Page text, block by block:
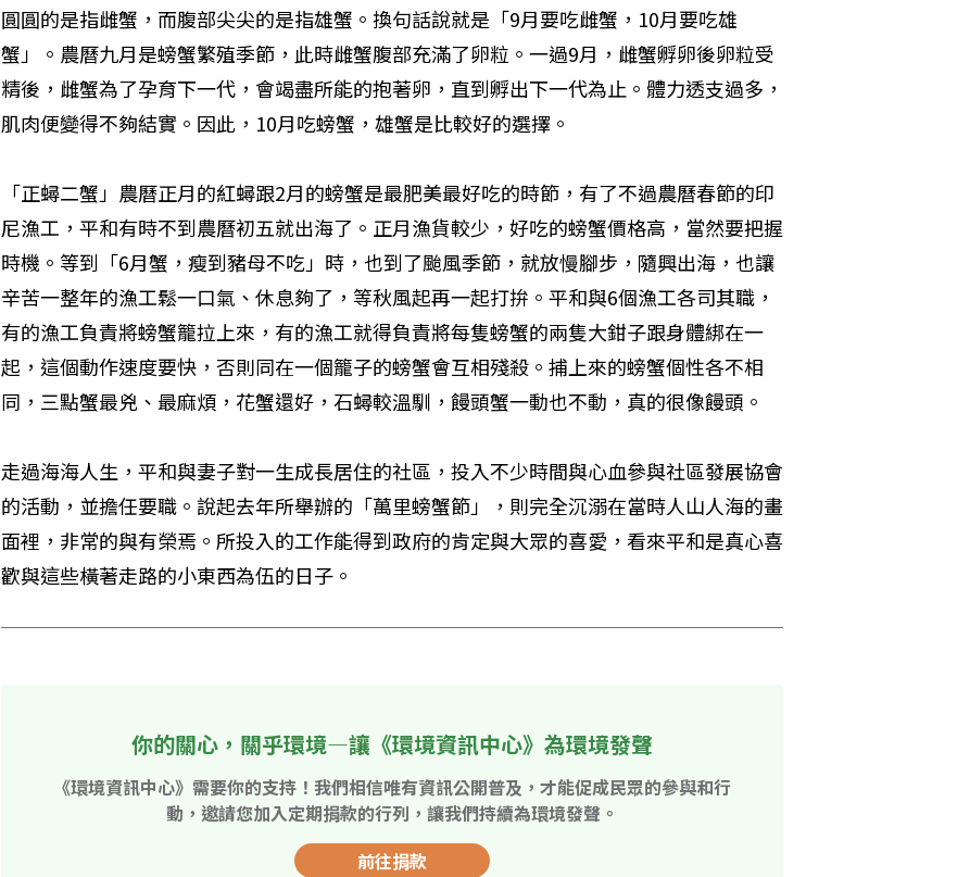
圓圓的是指雌蟹，而腹部尖尖的是指雄蟹。換句話說就是「9月要吃雌蟹，10月要吃雄
蟹」。農曆九月是螃蟹繁殖季節，此時雌蟹腹部充滿了卵粒。一過9月，雌蟹孵卵後卵粒受
精後，雌蟹為了孕育下一代，會竭盡所能的抱著卵，直到孵出下一代為止。體力透支過多，
肌肉便變得不夠結實。因此，10月吃螃蟹，雄蟹是比較好的選擇。
「正蟳二蟹」農曆正月的紅蟳跟2月的螃蟹是最肥美最好吃的時節，有了不過農曆春節的印
尼漁工，平和有時不到農曆初五就出海了。正月漁貨較少，好吃的螃蟹價格高，當然要把握
時機。等到「6月蟹，瘦到豬母不吃」時，也到了颱風季節，就放慢腳步，隨興出海，也讓
辛苦一整年的漁工鬆一口氣、休息夠了，等秋風起再一起打拚。平和與6個漁工各司其職，
有的漁工負責將螃蟹籠拉上來，有的漁工就得負責將每隻螃蟹的兩隻大鉗子跟身體綁在一
起，這個動作速度要快，否則同在一個籠子的螃蟹會互相殘殺。捕上來的螃蟹個性各不相
同，三點蟹最兇、最麻煩，花蟹還好，石蟳較溫馴，饅頭蟹一動也不動，真的很像饅頭。
走過海海人生，平和與妻子對一生成長居住的社區，投入不少時間與心血參與社區發展協會
的活動，並擔任要職。說起去年所舉辦的「萬里螃蟹節」，則完全沉溺在當時人山人海的畫
面裡，非常的與有榮焉。所投入的工作能得到政府的肯定與大眾的喜愛，看來平和是真心喜
歡與這些橫著走路的小東西為伍的日子。
你的關心，關乎環境—讓《環境資訊中心》為環境發聲
《環境資訊中心》需要你的支持！我們相信唯有資訊公開普及，才能促成民眾的參與和行
動，邀請您加入定期捐款的行列，讓我們持續為環境發聲。
前往捐款